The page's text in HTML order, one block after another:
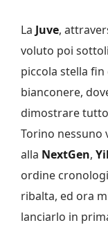
La Juve,
voluto poi
piccola stella
bianconere,
dimostrare
Torino nessuno
alla NextGen,
ordine
ribalta, ed ora
lanciarlo in